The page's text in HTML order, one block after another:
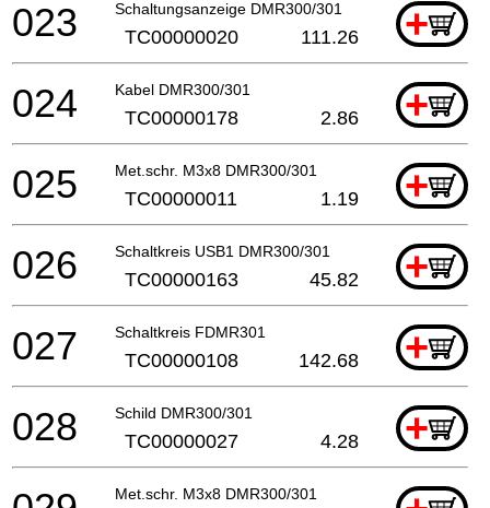
Schaltungsanzeige DMR300/301 +
023 TC00000020 111.26
Kabel DMR300/301 +
024 TC00000178 2.86
Met.schr. M3x8 DMR300/301 +
025 TC00000011 1.19
Schaltkreis USB1 DMR300/301 +
026 TC00000163 45.82
Schaltkreis FDMR301 +
027 TC00000108 142.68
Schild DMR300/301 +
028 TC00000027 4.28
Met.schr. M3x8 DMR300/301